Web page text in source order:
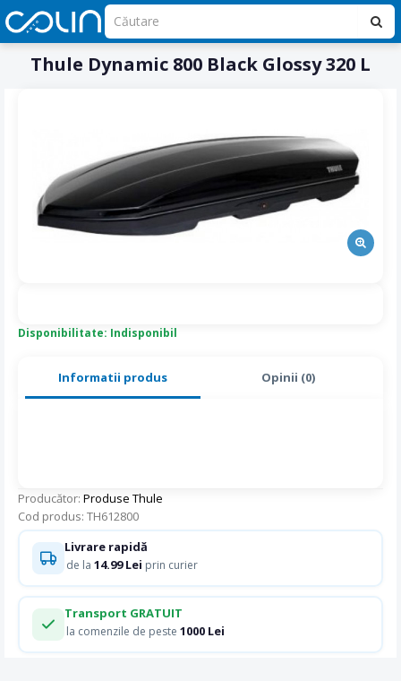
Thule Dynamic 800 Black Glossy 320 L
Informatii produs Opinii (0)
Producător: Produse Thule
Cod produs: TH612800
Disponibilitate: Indisponibil
Livrare rapidă
de la 14.99 Lei prin curier
Transport GRATUIT
la comenzile de peste 1000 Lei